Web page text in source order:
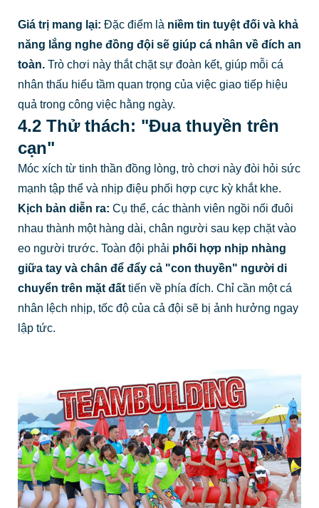
Giá trị mang lại: Đặc điểm là niềm tin tuyệt đối và khả
năng lắng nghe đồng đội sẽ giúp cá nhân về đích an
toàn.Trò chơi này thắt chặt sự đoàn kết, giúp mỗi cá
nhân thấu hiểu tầm quan trọng của việc giao tiếp hiệu
quả trong công việc hằng ngày.
4.2 Thử thách: "Đua thuyền trên
cạn"
Móc xích từ tinh thần đồng lòng, trò chơi này đòi hỏi sức
mạnh tập thể và nhịp điệu phối hợp cực kỳ khắt khe.
Kịch bản diễn ra: Cụ thể, các thành viên ngồi nối đuôi
nhau thành một hàng dài, chân người sau kẹp chặt vào
eo người trước. Toàn đội phải phối hợp nhịp nhàng
giữa tay và chân để đẩy cả "con thuyền" người di
chuyển trên mặt đấttiến về phía đích. Chỉ cần một cá
nhân lệch nhịp, tốc độ của cả đội sẽ bị ảnh hưởng ngay
lập tức.